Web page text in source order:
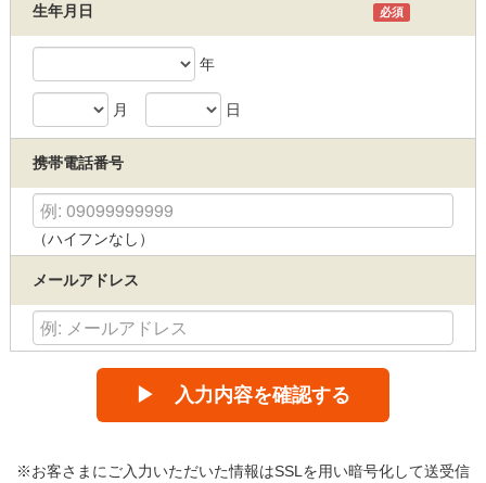
生年月日 必須
年
月 日
携帯電話番号
（ハイフンなし）
メールアドレス
▶ 入力内容を確認する
※お客さまにご入力いただいた情報はSSLを用い暗号化して送受信